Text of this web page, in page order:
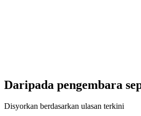
Daripada pengembara
Disyorkan berdasarkan ulasan terkini